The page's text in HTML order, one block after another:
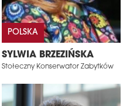
POLSKA
SYLWIA BRZEZIŃSKA
Stołeczny Konserwator Zabytków